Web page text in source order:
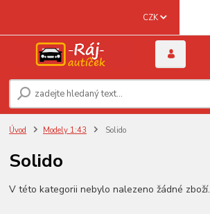
CZK
Úvod Modely 1:43 Solido
Solido
V této kategorii nebylo nalezeno žádné zboží.